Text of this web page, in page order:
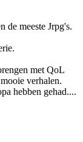
de meeste Jrpg's.
met QoL
verhalen.
hebben gehad....